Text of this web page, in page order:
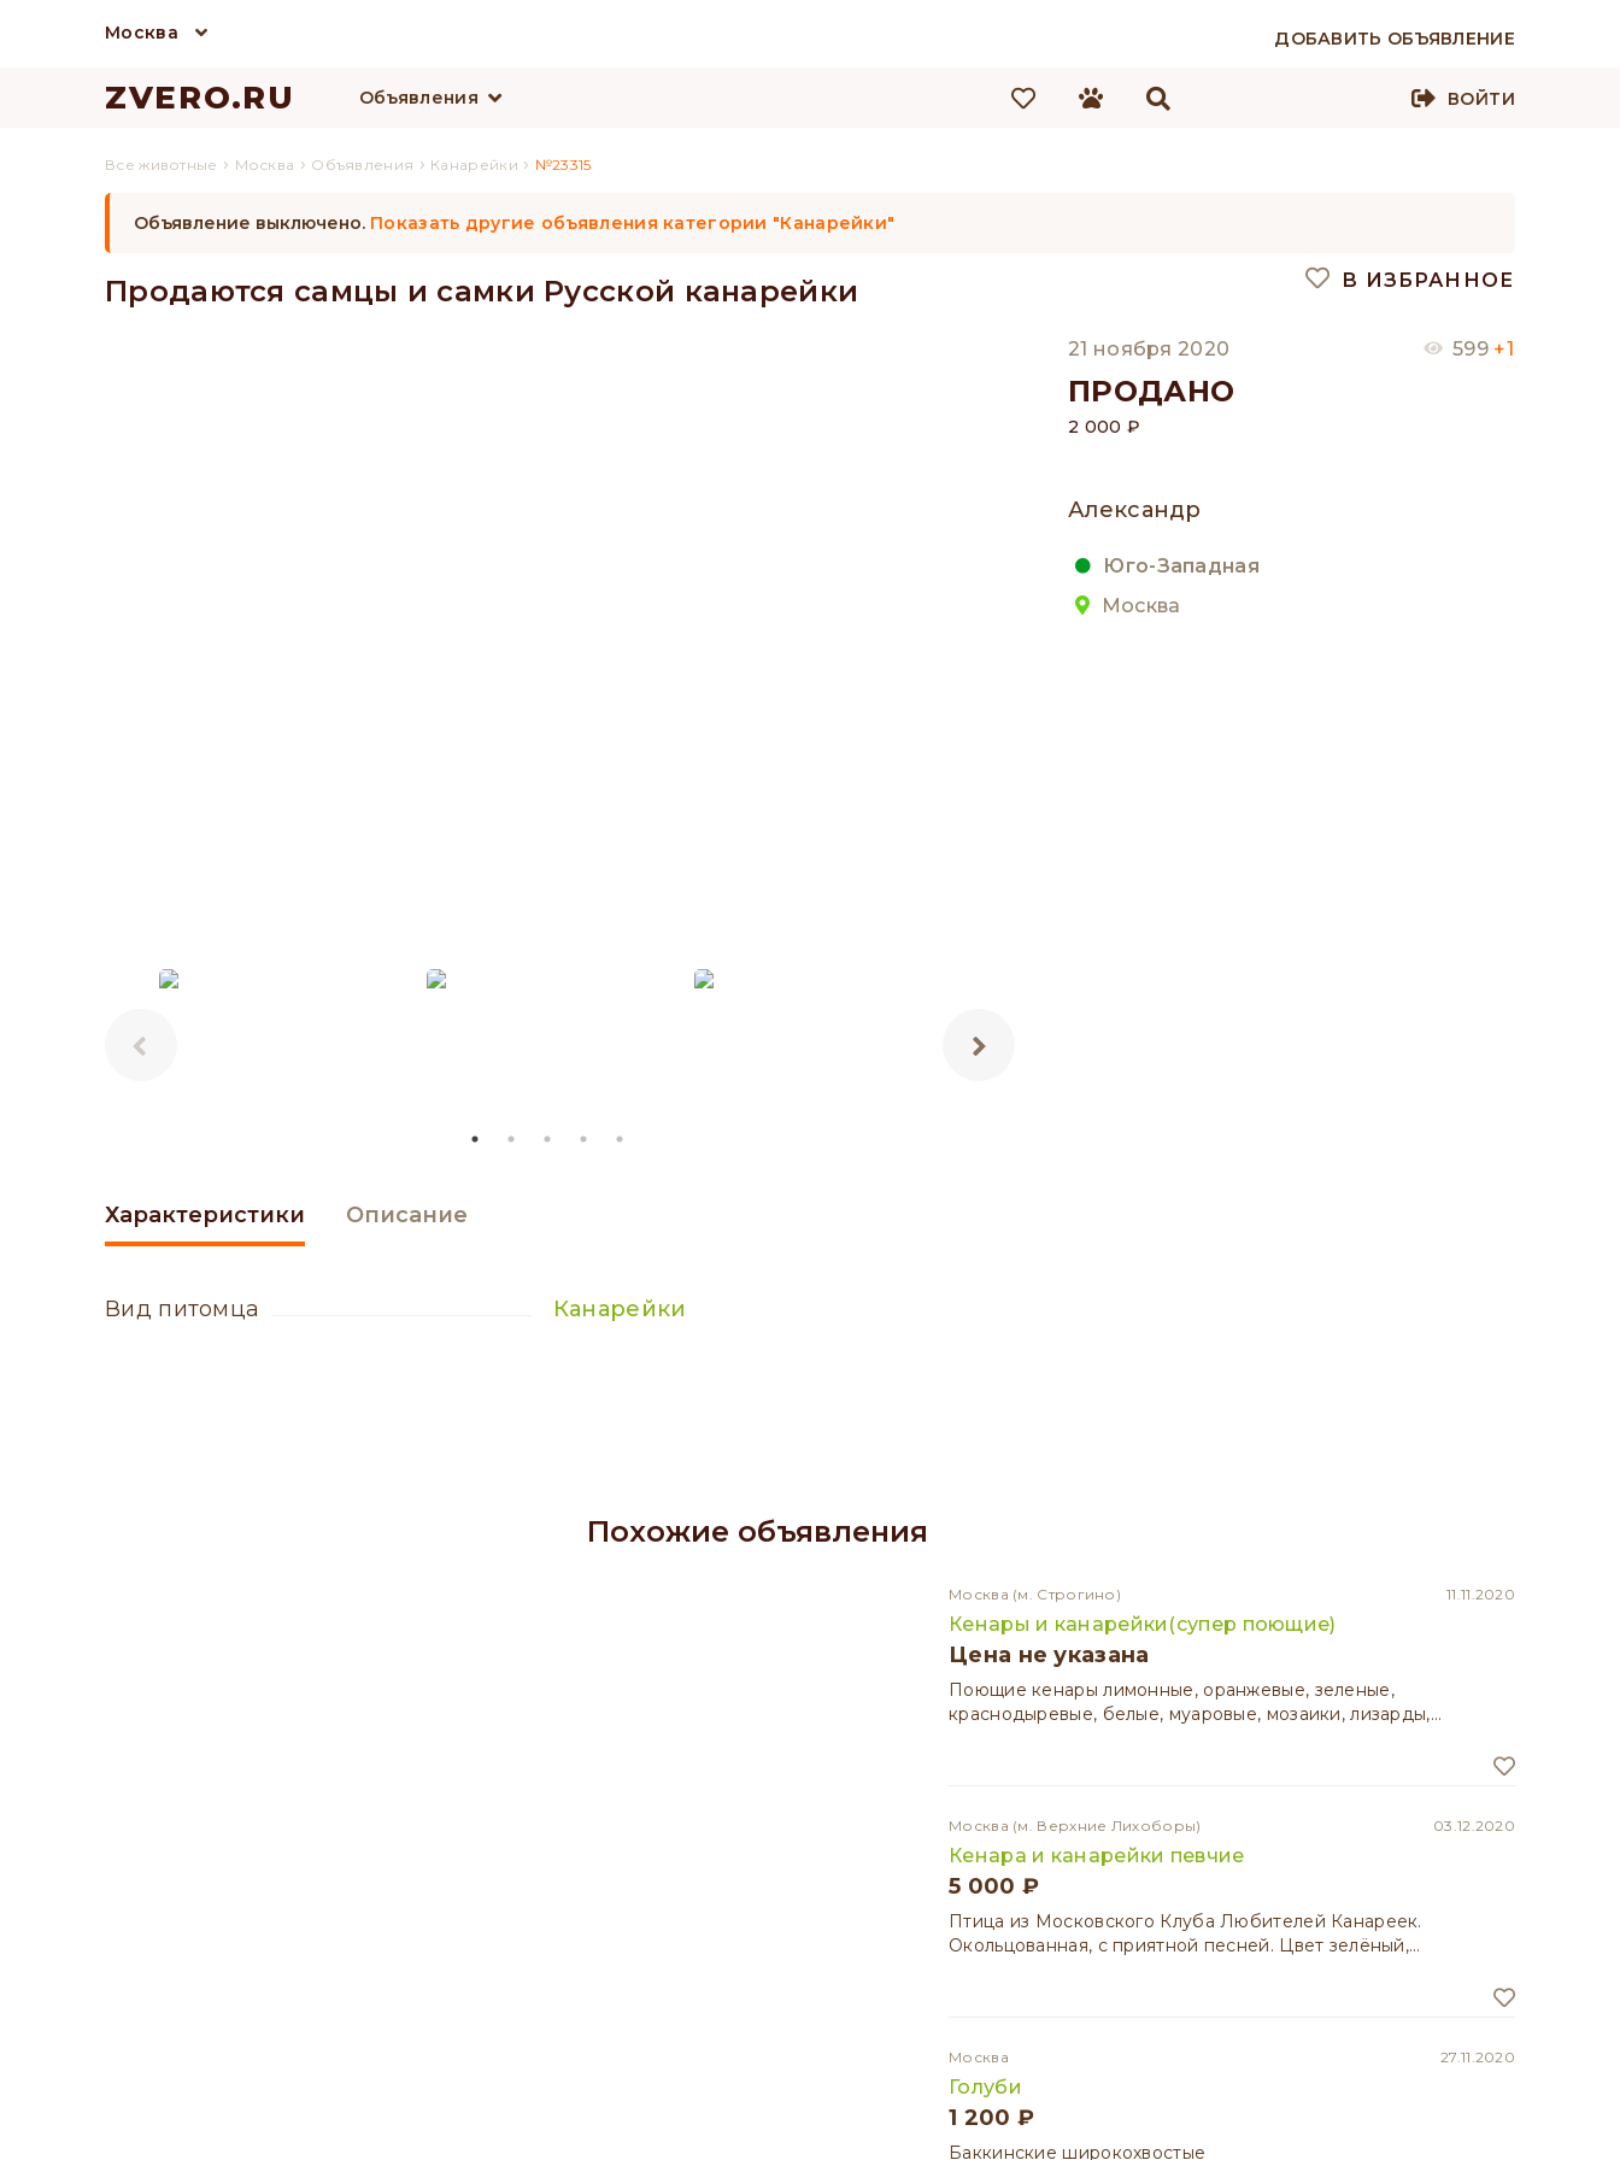
Москва ДОБАВИТЬ ОБЪЯВЛЕНИЕ
ZVERO.RU Объявления ВОЙТИ
Все животные › Москва › Объявления › Канарейки › №23315
Объявление выключено. Показать другие объявления категории "Канарейки"
Продаются самцы и самки Русской канарейки
Характеристики
вид питомца Канарейки
Описание
В ИЗБРАННОЕ
21 ноября 2020 599 +1
ПРОДАНО
2 000 ₽
Александр
Юго-Западная
Москва
Похожие объявления
Москва (м. Строгино) 11.11.2020
Кенары и канарейки(супер поющие)
Цена не указана
Поющие кенары лимонные, оранжевые, зеленые,
краснодыревые, белые, муаровые, мозаики, лизарды,…
Москва (м. Верхние Лихоборы) 03.12.2020
Кенара и канарейки певчие
5 000 ₽
Птица из Московского Клуба Любителей Канареек.
Окольцованная, с приятной песней. Цвет зелёный,…
Москва 27.11.2020
Голуби
1 200 ₽
Баккинские широкохвостые